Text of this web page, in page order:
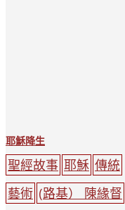
耶穌降生
聖經故事 耶穌 傳統
藝術 (路基） 陳緣督